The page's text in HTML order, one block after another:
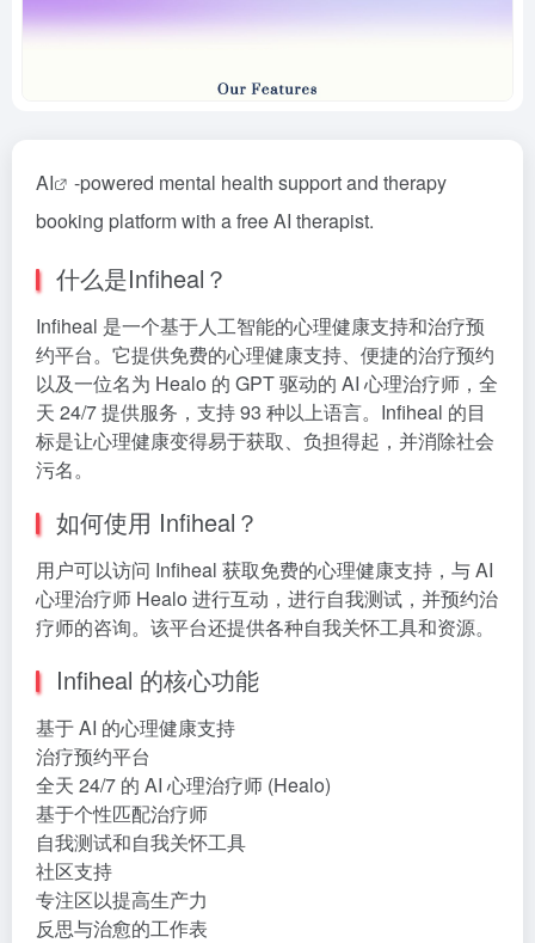
AI
-powered mental health support and therapy
booking platform with a free AI therapist.
什么是Infiheal？
Infiheal 是一个基于人工智能的心理健康支持和治疗预
约平台。它提供免费的心理健康支持、便捷的治疗预约
以及一位名为 Healo 的 GPT 驱动的 AI 心理治疗师，全
天 24/7 提供服务，支持 93 种以上语言。Infiheal 的目
标是让心理健康变得易于获取、负担得起，并消除社会
污名。
如何使用 Infiheal？
用户可以访问 Infiheal 获取免费的心理健康支持，与 AI
心理治疗师 Healo 进行互动，进行自我测试，并预约治
疗师的咨询。该平台还提供各种自我关怀工具和资源。
Infiheal 的核心功能
基于 AI 的心理健康支持
治疗预约平台
全天 24/7 的 AI 心理治疗师 (Healo)
基于个性匹配治疗师
自我测试和自我关怀工具
社区支持
专注区以提高生产力
反思与治愈的工作表